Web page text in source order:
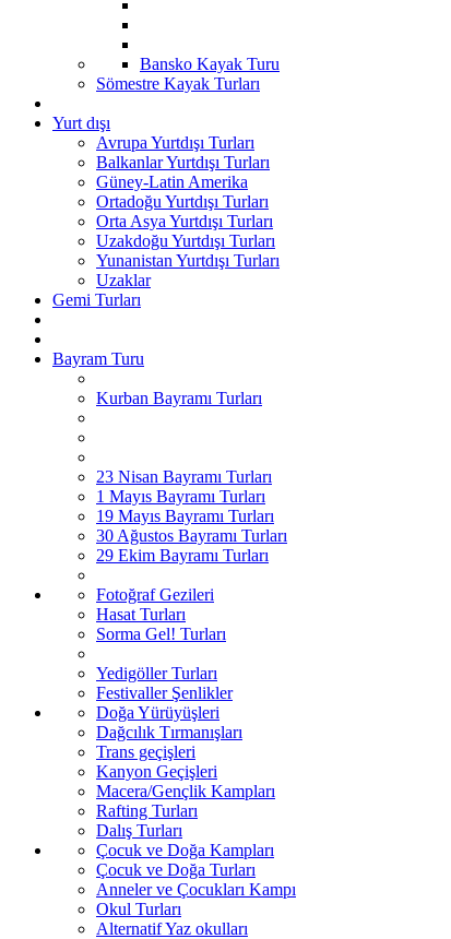
Bansko Kayak Turu
Sömestre Kayak Turları
Yurt dışı
Avrupa Yurtdışı Turları
Balkanlar Yurtdışı Turları
Güney-Latin Amerika
Ortadoğu Yurtdışı Turları
Orta Asya Yurtdışı Turları
Uzakdoğu Yurtdışı Turları
Yunanistan Yurtdışı Turları
Uzaklar
Gemi Turları
Bayram Turu
Kurban Bayramı Turları
23 Nisan Bayramı Turları
1 Mayıs Bayramı Turları
19 Mayıs Bayramı Turları
30 Ağustos Bayramı Turları
29 Ekim Bayramı Turları
Fotoğraf Gezileri
Hasat Turları
Sorma Gel! Turları
Yedigöller Turları
Festivaller Şenlikler
Doğa Yürüyüşleri
Dağcılık Tırmanışları
Trans geçişleri
Kanyon Geçişleri
Macera/Gençlik Kampları
Rafting Turları
Dalış Turları
Çocuk ve Doğa Kampları
Çocuk ve Doğa Turları
Anneler ve Çocukları Kampı
Okul Turları
Alternatif Yaz okulları